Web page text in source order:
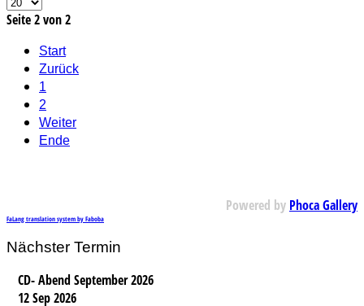
Seite 2 von 2
Start
Zurück
1
2
Weiter
Ende
Powered by Phoca Gallery
FaLang translation system by Faboba
Nächster Termin
CD- Abend September 2026
12 Sep 2026